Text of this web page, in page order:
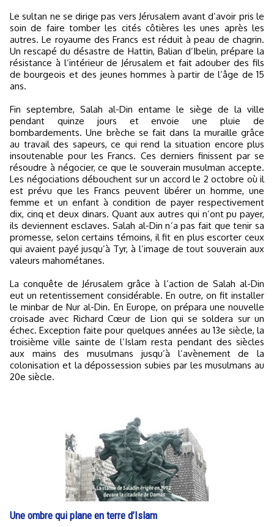
Le sultan ne se dirige pas vers Jérusalem avant d’avoir pris le
soin de faire tomber les cités côtières les unes après les
autres. Le royaume des Francs est réduit à peau de chagrin.
Un rescapé du désastre de Hattin, Balian d’Ibelin, prépare la
résistance à l’intérieur de Jérusalem et fait adouber des fils
de bourgeois et des jeunes hommes à partir de l’âge de 15
ans.
Fin septembre, Salah al-Din entame le siège de la ville
pendant quinze jours et envoie une pluie de
bombardements. Une brèche se fait dans la muraille grâce
au travail des sapeurs, ce qui rend la situation encore plus
insoutenable pour les Francs. Ces derniers finissent par se
résoudre à négocier, ce que le souverain musulman accepte.
Les négociations débouchent sur un accord le 2 octobre où il
est prévu que les Francs peuvent libérer un homme, une
femme et un enfant à condition de payer respectivement
dix, cinq et deux dinars. Quant aux autres qui n’ont pu payer,
ils deviennent esclaves. Salah al-Din n’a pas fait que tenir sa
promesse, selon certains témoins, il fit en plus escorter ceux
qui avaient payé jusqu’à Tyr, à l’image de tout souverain aux
valeurs mahométanes.
La conquête de Jérusalem grâce à l’action de Salah al-Din
eut un retentissement considérable. En outre, on fit installer
le minbar de Nur al-Din. En Europe, on prépara une nouvelle
croisade avec Richard Cœur de Lion qui se soldera sur un
échec. Exception faite pour quelques années au 13e siècle, la
troisième ville sainte de l’Islam resta pendant des siècles
aux mains des musulmans jusqu’à l’avènement de la
colonisation et la dépossession subies par les musulmans au
20e siècle.
​Une ombre qui plane en terre d’Islam